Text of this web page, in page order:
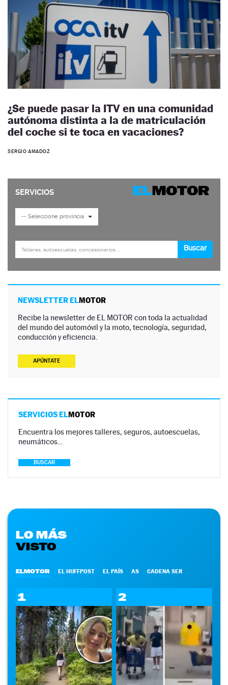
¿Se puede pasar la ITV en una comunidad
autónoma distinta a la de matriculación
del coche si te toca en vacaciones?
SERGIO AMADOZ
NEWSLETTER ELMOTOR
Recibe la newsletter de EL MOTOR con toda la actualidad
del mundo del automóvil y la moto, tecnología, seguridad,
conducción y eficiencia.
APÚNTATE
SERVICIOS ELMOTOR
Encuentra los mejores talleres, seguros, autoescuelas,
neumáticos…
BUSCAR
LO MÁS
VISTO
ELMOTOR EL HUFFPOST EL PAÍS AS CADENA SER
1 2